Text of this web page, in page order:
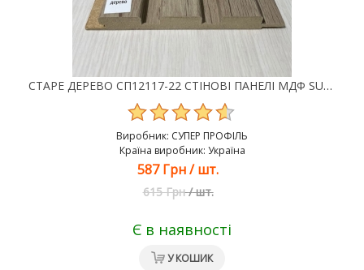
СТАРЕ ДЕРЕВО СП12117-22 СТІНОВІ ПАНЕЛІ МДФ SUPER PROFIL
Виробник: СУПЕР ПРОФІЛЬ
Країна виробник: Україна
587 Грн/шт.
615 Грн /шт.
Є в наявності
У КОШИК